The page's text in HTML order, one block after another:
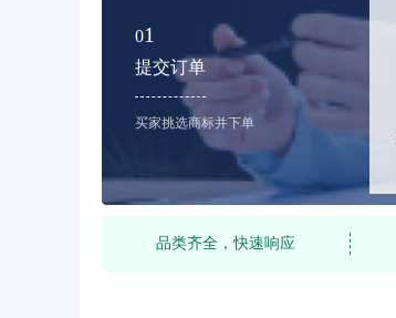
01
提交订单
买家挑选商标并下单
品类齐全，快速响应